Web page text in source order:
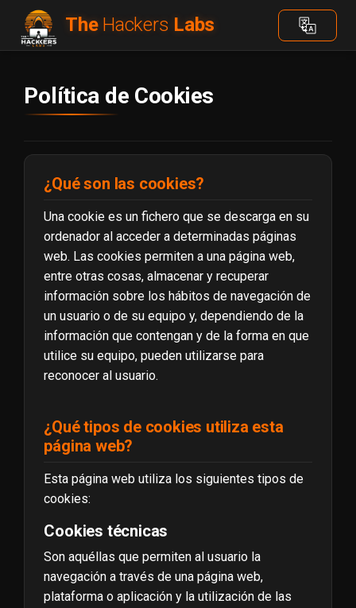
The Hackers Labs
Política de Cookies
¿Qué son las cookies?
Una cookie es un fichero que se descarga en su
ordenador al acceder a determinadas páginas
web. Las cookies permiten a una página web,
entre otras cosas, almacenar y recuperar
información sobre los hábitos de navegación de
un usuario o de su equipo y, dependiendo de la
información que contengan y de la forma en que
utilice su equipo, pueden utilizarse para
reconocer al usuario.
¿Qué tipos de cookies utiliza esta
página web?
Esta página web utiliza los siguientes tipos de
cookies:
Cookies técnicas
Son aquéllas que permiten al usuario la
navegación a través de una página web,
plataforma o aplicación y la utilización de las